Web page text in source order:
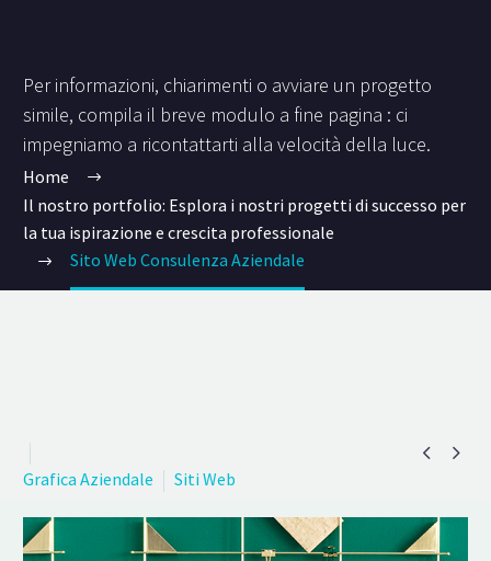
Per informazioni, chiarimenti o avviare un progetto
simile, compila il breve modulo a fine pagina : ci
impegniamo a ricontattarti alla velocità della luce.
Home
Il nostro portfolio: Esplora i nostri progetti di successo per
la tua ispirazione e crescita professionale
Sito Web Consulenza Aziendale
 
Grafica Aziendale Siti Web